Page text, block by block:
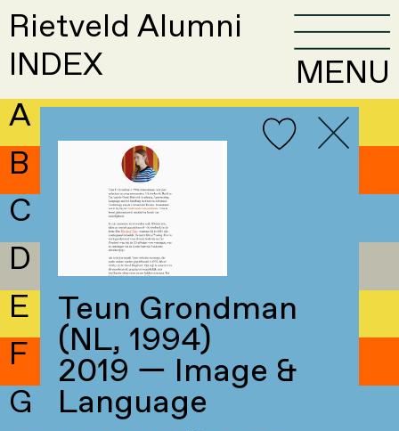
Rietveld Alumni
INDEX
MENU
A
B
C
D
E
F
G
Teun Grondman
(NL, 1994)
2019 — Image &
Language